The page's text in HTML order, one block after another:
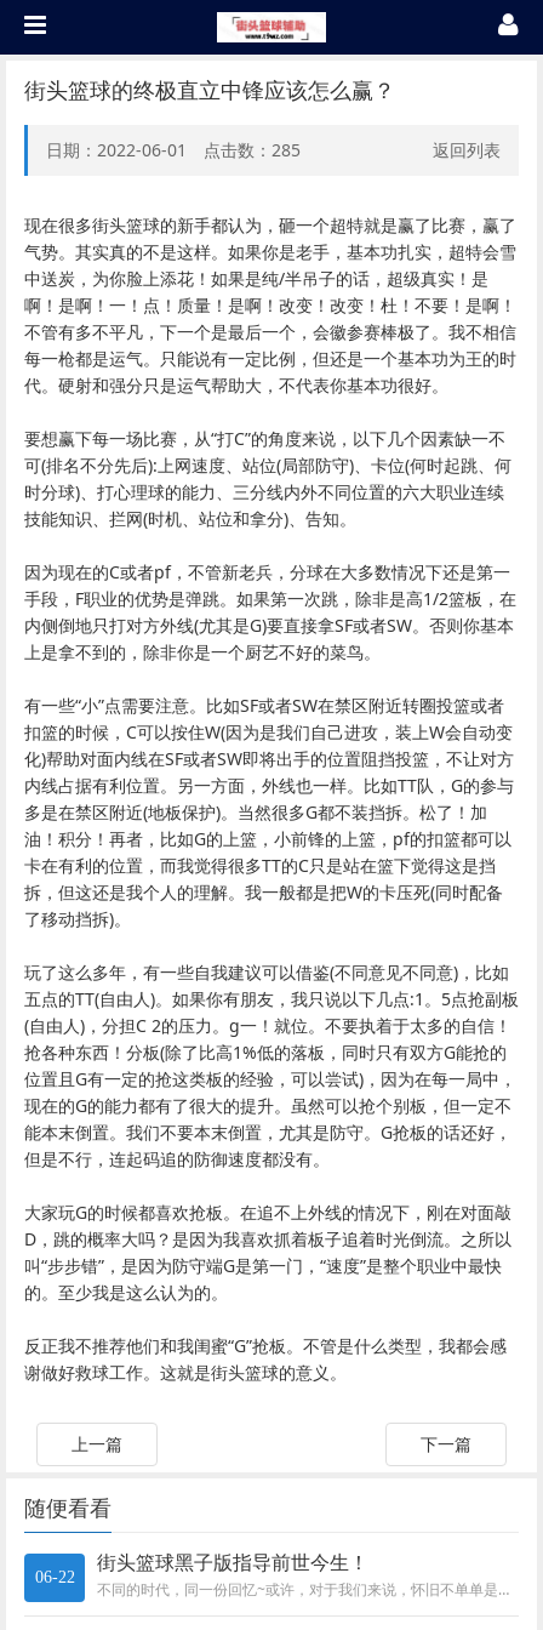
街头篮球的终极直立中锋应该怎么赢？
日期：2022-06-01 点击数： 285 返回列表
现在很多街头篮球的新手都认为，砸一个超特就是赢了比赛，赢了
气势。其实真的不是这样。如果你是老手，基本功扎实，超特会雪
中送炭，为你脸上添花！如果是纯/半吊子的话，超级真实！是
啊！是啊！一！点！质量！是啊！改变！改变！杜！不要！是啊！
不管有多不平凡，下一个是最后一个，会徽参赛棒极了。我不相信
每一枪都是运气。只能说有一定比例，但还是一个基本功为王的时
代。硬射和强分只是运气帮助大，不代表你基本功很好。
要想赢下每一场比赛，从“打C”的角度来说，以下几个因素缺一不
可(排名不分先后):上网速度、站位(局部防守)、卡位(何时起跳、何
时分球)、打心理球的能力、三分线内外不同位置的六大职业连续
技能知识、拦网(时机、站位和拿分)、告知。
因为现在的C或者pf，不管新老兵，分球在大多数情况下还是第一
手段，F职业的优势是弹跳。如果第一次跳，除非是高1/2篮板，在
内侧倒地只打对方外线(尤其是G)要直接拿SF或者SW。否则你基本
上是拿不到的，除非你是一个厨艺不好的菜鸟。
有一些“小”点需要注意。比如SF或者SW在禁区附近转圈投篮或者
扣篮的时候，C可以按住W(因为是我们自己进攻，装上W会自动变
化)帮助对面内线在SF或者SW即将出手的位置阻挡投篮，不让对方
内线占据有利位置。另一方面，外线也一样。比如TT队，G的参与
多是在禁区附近(地板保护)。当然很多G都不装挡拆。松了！加
油！积分！再者，比如G的上篮，小前锋的上篮，pf的扣篮都可以
卡在有利的位置，而我觉得很多TT的C只是站在篮下觉得这是挡
拆，但这还是我个人的理解。我一般都是把W的卡压死(同时配备
了移动挡拆)。
玩了这么多年，有一些自我建议可以借鉴(不同意见不同意)，比如
五点的TT(自由人)。如果你有朋友，我只说以下几点:1。5点抢副板
(自由人)，分担C 2的压力。g一！就位。不要执着于太多的自信！
抢各种东西！分板(除了比高1%低的落板，同时只有双方G能抢的
位置且G有一定的抢这类板的经验，可以尝试)，因为在每一局中，
现在的G的能力都有了很大的提升。虽然可以抢个别板，但一定不
能本末倒置。我们不要本末倒置，尤其是防守。G抢板的话还好，
但是不行，连起码追的防御速度都没有。
大家玩G的时候都喜欢抢板。在追不上外线的情况下，刚在对面敲
D，跳的概率大吗？是因为我喜欢抓着板子追着时光倒流。之所以
叫“步步错”，是因为防守端G是第一门，“速度”是整个职业中最快
的。至少我是这么认为的。
反正我不推荐他们和我闺蜜“G”抢板。不管是什么类型，我都会感
谢做好救球工作。这就是街头篮球的意义。
上一篇 下一篇
随便看看
06-22
街头篮球黑子版指导前世今生！
不同的时代，同一份回忆~或许，对于我们来说，怀旧不单单是一次心灵上重温美好回忆的旅程。可能更多的是羡慕，羡慕那时候的自己...